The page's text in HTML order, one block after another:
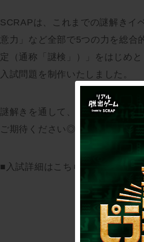
SCRAPは、これまでの謎解きイ
意力」など全部で5つの力を総合
定（通称「謎検」）」をはじめと
入試問題を制作いたしました。
謎解きを通して、教育の新たな
ご期待ください◎
■入試詳細はこちら： https://